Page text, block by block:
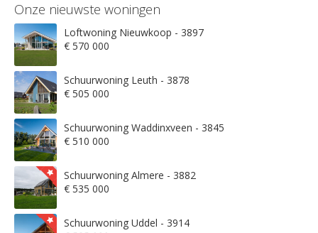
Onze nieuwste woningen
Loftwoning Nieuwkoop - 3897
€ 570 000
Schuurwoning Leuth - 3878
€ 505 000
Schuurwoning Waddinxveen - 3845
€ 510 000
Schuurwoning Almere - 3882
€ 535 000
Schuurwoning Uddel - 3914